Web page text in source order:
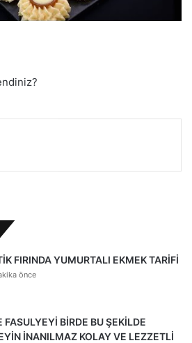
FIRINDA YUMURTALI EKMEK TARİFİ
önce
FASULYEYİ BİRDE BU ŞEKİLDE
İNANILMAZ KOLAY VE LEZZETLİ